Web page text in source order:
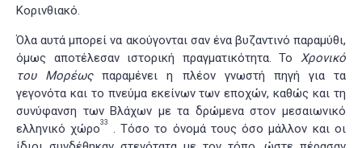
Κορινθιακό.
Όλα αυτά μπορεί να ακούγονται σαν ένα βυζαντινό παραμύθι,
όμως αποτέλεσαν ιστορική πραγματικότητα. Το Χρονικό
του Μορέωςπαραμένει η πλέον γνωστή πηγή για τα
γεγονότα και το πνεύμα εκείνων των εποχών, καθώς και τη
συνύφανση των Βλάχων με τα δρώμενα στον μεσαιωνικό
ελληνικό χώρο33
. Τόσο το όνομά τους όσο μάλλον και οι